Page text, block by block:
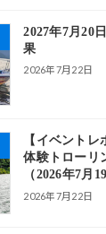
2027年7月20
果
2026年7月22日
【イベント
体験トローリ
（2026年7月
2026年7月22日